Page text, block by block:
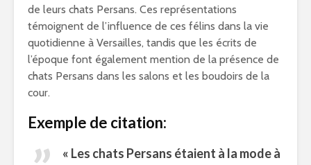
de leurs chats Persans. Ces représentations
témoignent de l’influence de ces félins dans la vie
quotidienne à Versailles, tandis que les écrits de
l’époque font également mention de la présence de
chats Persans dans les salons et les boudoirs de la
cour.
Exemple de citation:
« Les chats Persans étaient à la mode à